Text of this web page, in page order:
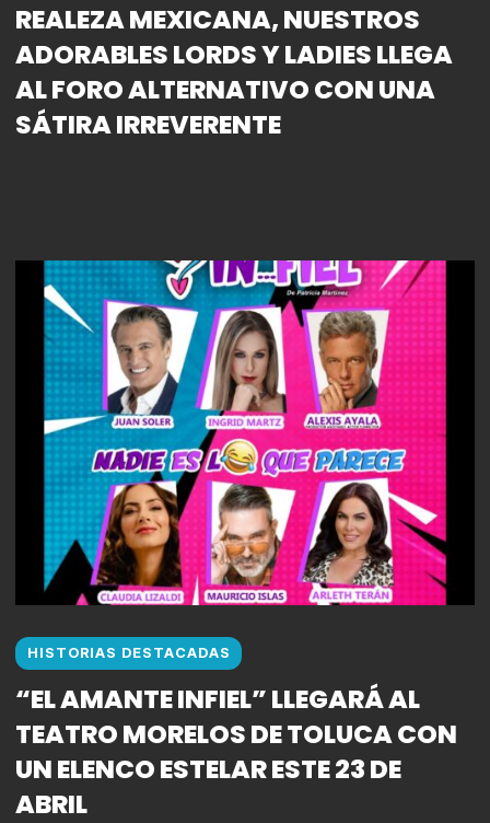
REALEZA MEXICANA, NUESTROS
ADORABLES LORDS Y LADIES LLEGA
AL FORO ALTERNATIVO CON UNA
SÁTIRA IRREVERENTE
HISTORIAS DESTACADAS
“EL AMANTE INFIEL” LLEGARÁ AL
TEATRO MORELOS DE TOLUCA CON
UN ELENCO ESTELAR ESTE 23 DE
ABRIL